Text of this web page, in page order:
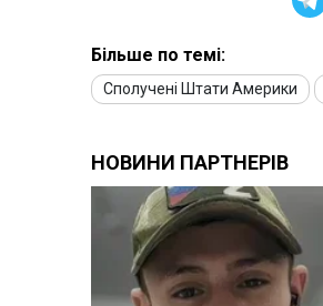
Більше по темі:
Сполучені Штати Америки